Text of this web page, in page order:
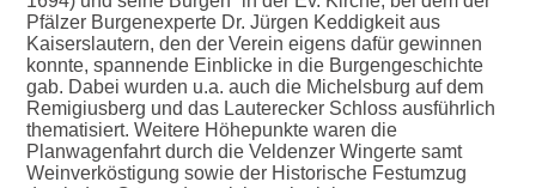
Pfälzer Burgenexperte Dr. Jürgen Keddigkeit aus
Kaiserslautern, den der Verein eigens dafür gewinnen
konnte, spannende Einblicke in die Burgengeschichte
gab. Dabei wurden u.a. auch die Michelsburg auf dem
Remigiusberg und das Lauterecker Schloss ausführlich
thematisiert. Weitere Höhepunkte waren die
Planwagenfahrt durch die Veldenzer Wingerte samt
Weinverköstigung sowie der Historische Festumzug